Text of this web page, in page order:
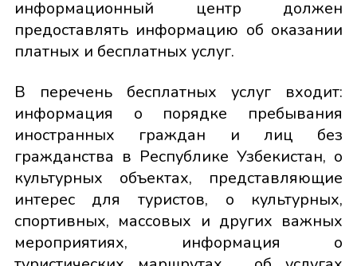
информационный центр должен
предоставлять информацию об оказании
платных и бесплатных услуг.
В перечень бесплатных услуг входит:
информация о порядке пребывания
иностранных граждан и лиц без
гражданства в Республике Узбекистан, о
культурных объектах, представляющие
интерес для туристов, о культурных,
спортивных, массовых и других важных
мероприятиях, информация о